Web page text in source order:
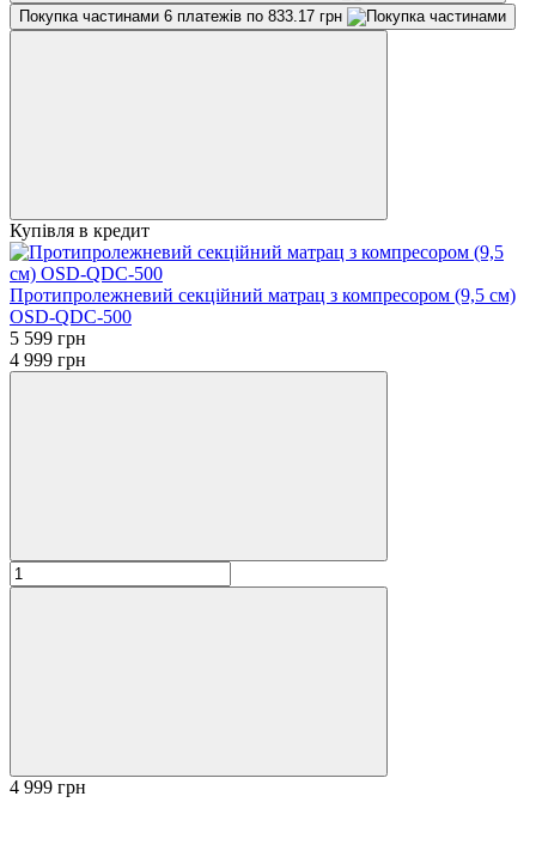
Покупка частинами 6 платежів по 833.17 грн
Купівля в кредит
Протипролежневий секційний матрац з компресором (9,5 см)
OSD-QDC-500
5 599 грн
4 999 грн
4 999 грн